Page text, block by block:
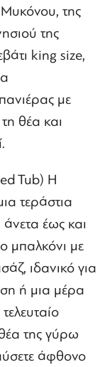
της
της
king size,
με
θέα και
Tub) Η
τεράστια
έως και
μπαλκόνι με
ιδανικό για
ή μια μέρα
της γύρω
άφθονο